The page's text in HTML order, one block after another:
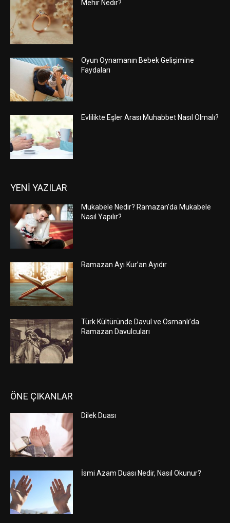
Mehir Nedir?
Oyun Oynamanın Bebek Gelişimine
Faydaları
Evlilikte Eşler Arası Muhabbet Nasıl Olmalı?
YENİ YAZILAR
Mukabele Nedir? Ramazan’da Mukabele
Nasıl Yapılır?
Ramazan Ayı Kur’an Ayıdır
Türk Kültüründe Davul ve Osmanlı’da
Ramazan Davulcuları
ÖNE ÇIKANLAR
Dilek Duası
İsmi Azam Duası Nedir, Nasıl Okunur?